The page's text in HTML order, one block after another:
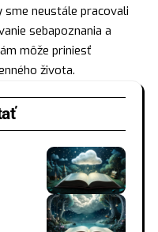
neustále pracovali
sebapoznania a
môže priniesť
života.